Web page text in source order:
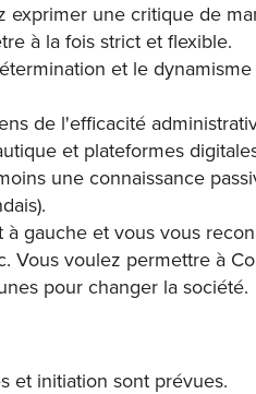
exprimer une critique de
à la fois strict et flexible.
et le
de l'efficacité
et plateformes
une connaissance
gauche et vous vous
Vous voulez permettre à
pour changer la société.
et initiation sont prévues.